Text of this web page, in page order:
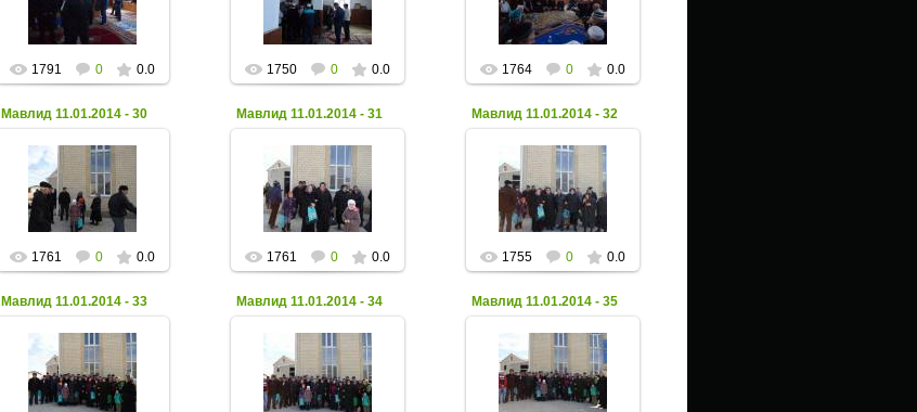
Xpax
1791 0 0.0
Xpax
1750 0 0.0
Xpax
1764 0 0.0
Мавлид 11.01.2014 - 30
02 Февраля 2014
Xpax
1761 0 0.0
Мавлид 11.01.2014 - 31
02 Февраля 2014
Xpax
1761 0 0.0
Мавлид 11.01.2014 - 32
02 Февраля 2014
Xpax
1755 0 0.0
Мавлид 11.01.2014 - 33
02 Февраля 2014
Xpax
Мавлид 11.01.2014 - 34
02 Февраля 2014
Xpax
Мавлид 11.01.2014 - 35
02 Февраля 2014
Xpax